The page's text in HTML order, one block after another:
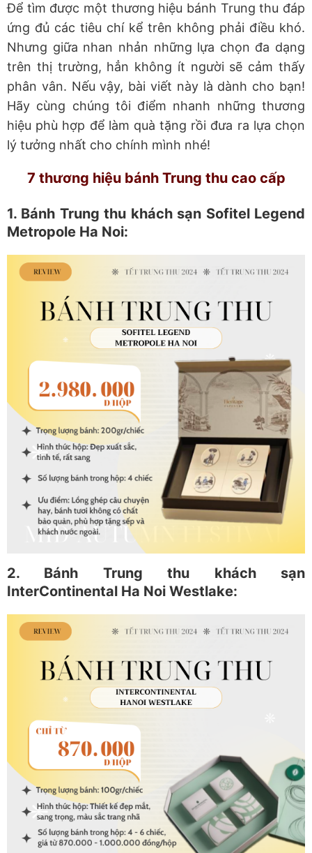
Để tìm được một thương hiệu bánh Trung thu đáp
ứng đủ các tiêu chí kể trên không phải điều khó.
Nhưng giữa nhan nhản những lựa chọn đa dạng
trên thị trường, hẳn không ít người sẽ cảm thấy
phân vân. Nếu vậy, bài viết này là dành cho bạn!
Hãy cùng chúng tôi điểm nhanh những thương
hiệu phù hợp để làm quà tặng rồi đưa ra lựa chọn
lý tưởng nhất cho chính mình nhé!
7 thương hiệu bánh Trung thu cao cấp
1. Bánh Trung thu khách sạn Sofitel Legend
Metropole Ha Noi:
2. Bánh Trung thu khách sạn
InterContinental Ha Noi Westlake: